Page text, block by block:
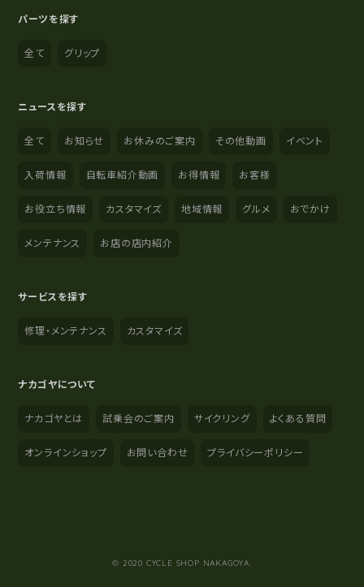
パーツを探す
全て グリップ
ニュースを探す
全て お知らせ お休みのご案内 その他動画 イベント
入荷情報 自転車紹介動画 お得情報 お客様
お役立ち情報 カスタマイズ 地域情報 グルメ おでかけ
メンテナンス お店の店内紹介
サービスを探す
修理・メンテナンス カスタマイズ
ナカゴヤについて
ナカゴヤとは 試乗会のご案内 サイクリング よくある質問
オンラインショップ お問い合わせ プライバシーポリシー
© 2020 CYCLE SHOP NAKAGOYA.